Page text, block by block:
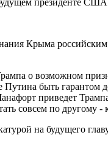
Крыма
о возможном
быть
приведет
совсем по другому -
на будущего